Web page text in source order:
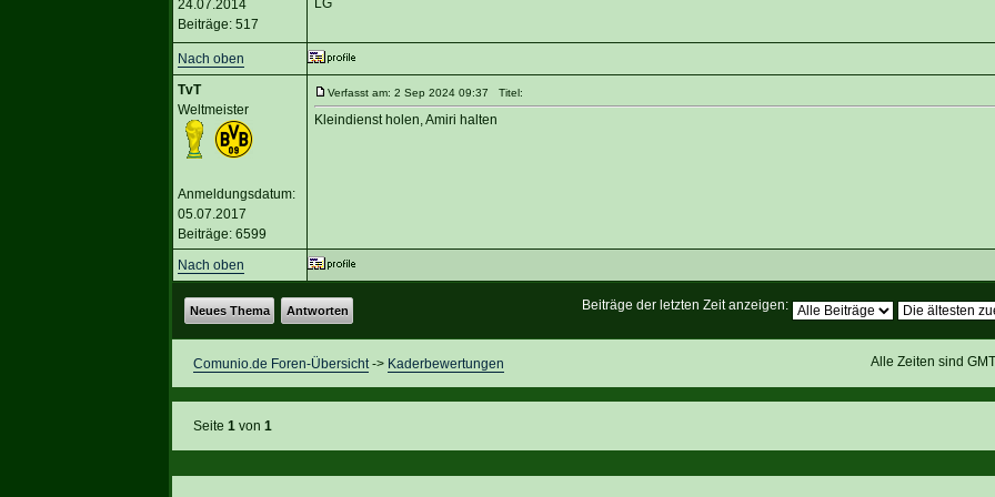
24.07.2014
Beiträge: 517
LG
Nach oben
TvT
Weltmeister
Anmeldungsdatum:
05.07.2017
Beiträge: 6599
Verfasst am: 2 Sep 2024 09:37 Titel:
Kleindienst holen, Amiri halten
Nach oben
Beiträge der letzten Zeit anzeigen:
Neues Thema Antworten
Alle Zeiten sind
Comunio.de Foren-Übersicht-> Kaderbewertungen
Seite 1von 1